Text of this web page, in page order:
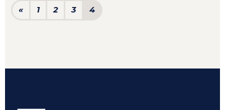
Navigation dans les
« 1 2 3 4